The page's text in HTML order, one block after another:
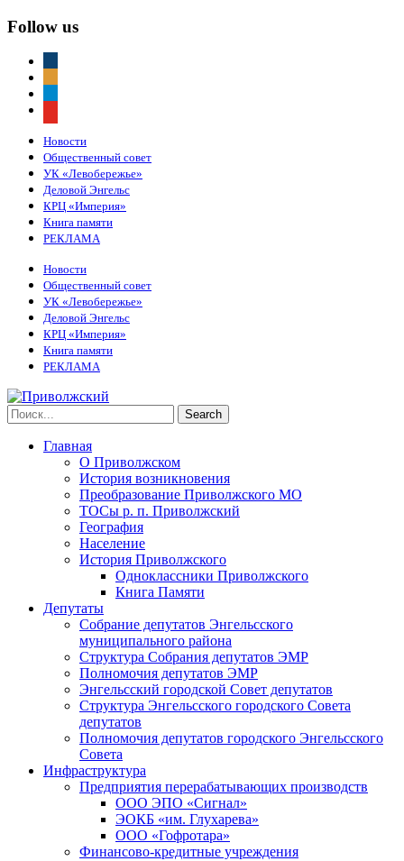
Follow us
Новости
Общественный совет
УК «Левобережье»
Деловой Энгельс
КРЦ «Империя»
Книга памяти
РЕКЛАМА
Новости
Общественный совет
УК «Левобережье»
Деловой Энгельс
КРЦ «Империя»
Книга памяти
РЕКЛАМА
Главная
О Приволжском
История возникновения
Преобразование Приволжского МО
ТОСы р. п. Приволжский
География
Население
История Приволжского
Одноклассники Приволжского
Книга Памяти
Депутаты
Собрание депутатов Энгельсского
муниципального района
Структура Собрания депутатов ЭМР
Полномочия депутатов ЭМР
Энгельсский городской Совет депутатов
Структура Энгельсского городского Совета
депутатов
Полномочия депутатов городского Энгельсского
Совета
Инфраструктура
Предприятия перерабатывающих производств
ООО ЭПО «Сигнал»
ЭОКБ «им. Глухарева»
ООО «Гофротара»
Финансово-кредитные учреждения